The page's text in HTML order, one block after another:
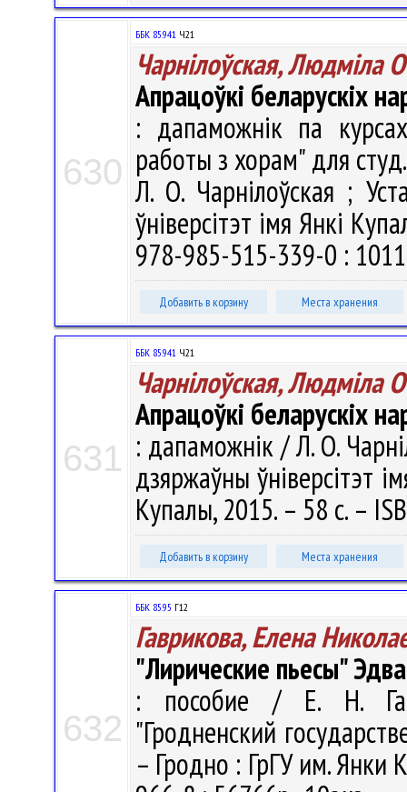
630
ББК 85.941 Ч21
Чарнілоўская, Людміла
Апрацоўкі беларускіх
: дапаможнік па
работы з хорам" для
Л. О. Чарнілоўская ;
ўніверсітэт імя Янкі
978-985-515-339-0 :
Добавить в корзину Места хранения
631
ББК 85.941 Ч21
Чарнілоўская, Людміла
Апрацоўкі беларускіх
: дапаможнік / Л. О.
дзяржаўны ўніверсітэт
Купалы, 2015. – 58 с. –
Добавить в корзину Места хранения
632
ББК 85.95 Г12
Гаврикова, Елена
"Лирические пьесы"
: пособие / Е. Н.
"Гродненский
– Гродно : ГрГУ им. Янки